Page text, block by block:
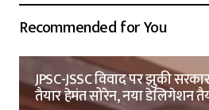
Recommended for You
JPSC-JSSC विवाद पर झुकी
तैयार हेमंत सोरेन, नया डेलिगेशन